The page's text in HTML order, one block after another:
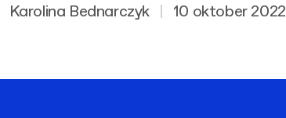
Karolina Bednarczyk | 10 oktober 2022